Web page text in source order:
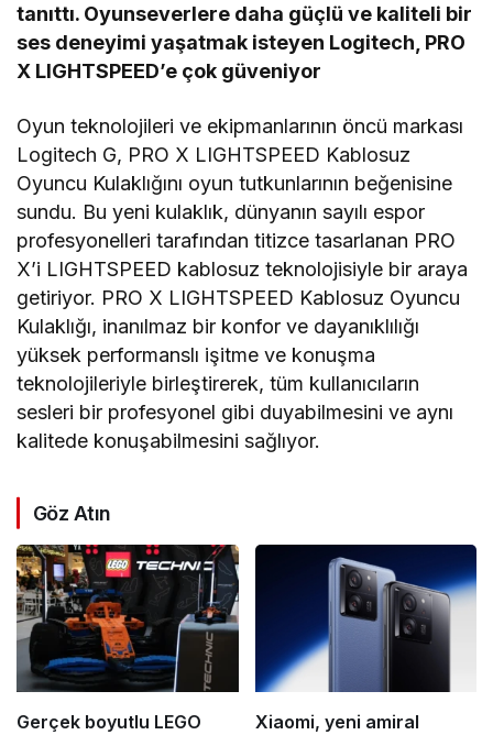
tanıttı. Oyunseverlere daha güçlü ve kaliteli bir
ses deneyimi yaşatmak isteyen Logitech, PRO
X LIGHTSPEED’e çok güveniyor
Oyun teknolojileri ve ekipmanlarının öncü markası
Logitech G, PRO X LIGHTSPEED Kablosuz
Oyuncu Kulaklığını oyun tutkunlarının beğenisine
sundu. Bu yeni kulaklık, dünyanın sayılı espor
profesyonelleri tarafından titizce tasarlanan PRO
X’i LIGHTSPEED kablosuz teknolojisiyle bir araya
getiriyor. PRO X LIGHTSPEED Kablosuz Oyuncu
Kulaklığı, inanılmaz bir konfor ve dayanıklılığı
yüksek performanslı işitme ve konuşma
teknolojileriyle birleştirerek, tüm kullanıcıların
sesleri bir profesyonel gibi duyabilmesini ve aynı
kalitede konuşabilmesini sağlıyor.
Göz Atın
Gerçek boyutlu LEGO
Xiaomi, yeni amiral